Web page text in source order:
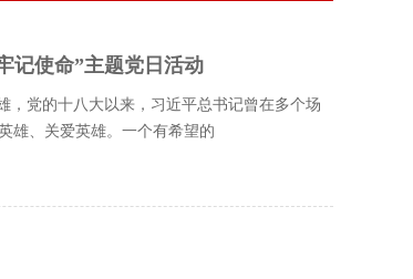
记使命”主题党日活动
，党的十八大以来，习近平总书记曾在多个场
雄、关爱英雄。一个有希望的